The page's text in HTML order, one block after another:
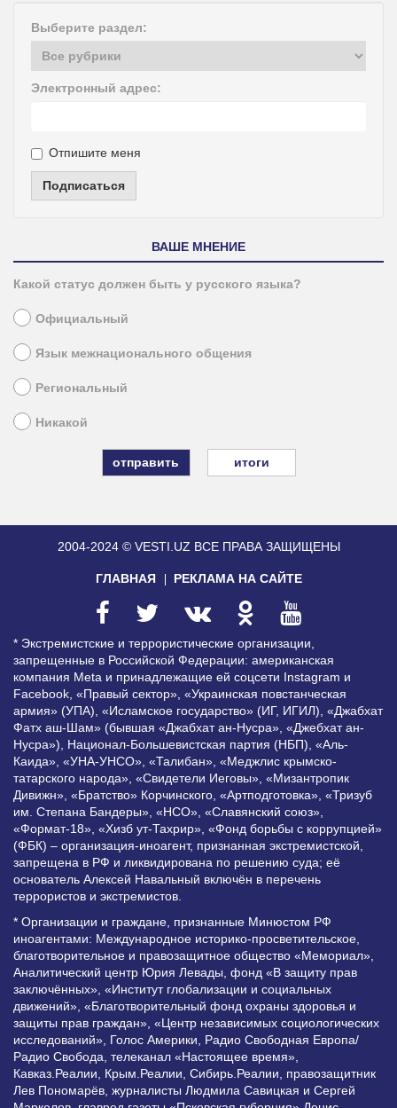
Выберите раздел:
Электронный адрес:
Отпишите меня
Подписаться
ВАШЕ МНЕНИЕ
Какой статус должен быть у русского языка?
Официальный
Язык межнационального общения
Региональный
Никакой
итоги
2004-2024 © VESTI.UZ ВСЕ ПРАВА ЗАЩИЩЕНЫ
ГЛАВНАЯ РЕКЛАМА НА САЙТЕ
* Экстремистские и террористические организации,
запрещенные в Российской Федерации: американская
компания Meta и принадлежащие ей соцсети Instagram и
Facebook, «Правый сектор», «Украинская повстанческая
армия» (УПА), «Исламское государство» (ИГ, ИГИЛ), «Джабхат
Фатх аш-Шам» (бывшая «Джабхат ан-Нусра», «Джебхат ан-
Нусра»), Национал-Большевистская партия (НБП), «Аль-
Каида», «УНА-УНСО», «Талибан», «Меджлис крымско-
татарского народа», «Свидетели Иеговы», «Мизантропик
Дивижн», «Братство» Корчинского, «Артподготовка», «Тризуб
им. Степана Бандеры», «НСО», «Славянский союз»,
«Формат-18», «Хизб ут-Тахрир», «Фонд борьбы с коррупцией»
(ФБК) – организация-иноагент, признанная экстремистской,
запрещена в РФ и ликвидирована по решению суда; её
основатель Алексей Навальный включён в перечень
террористов и экстремистов.
* Организации и граждане, признанные Минюстом РФ
иноагентами: Международное историко-просветительское,
благотворительное и правозащитное общество «Мемориал»,
Аналитический центр Юрия Левады, фонд «В защиту прав
заключённых», «Институт глобализации и социальных
движений», «Благотворительный фонд охраны здоровья и
защиты прав граждан», «Центр независимых социологических
исследований», Голос Америки, Радио Свободная Европа/
Радио Свобода, телеканал «Настоящее время»,
Кавказ.Реалии, Крым.Реалии, Сибирь.Реалии, правозащитник
Лев Пономарёв, журналисты Людмила Савицкая и Сергей